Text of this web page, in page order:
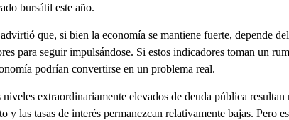
bursátil este año.
que, si bien la economía se mantiene fuerte, depende
para seguir impulsándose. Si estos indicadores toman un
podrían convertirse en un problema real.
extraordinariamente elevados de deuda pública
y las tasas de interés permanezcan relativamente bajas. Pero